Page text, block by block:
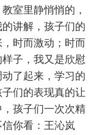
室里静悄悄的，
讲解，孩子们的
时而激动；时而
子，我又是欣慰
了起来，学习的
们的表现真的让
孩子们一次次精
你看：王沁岚